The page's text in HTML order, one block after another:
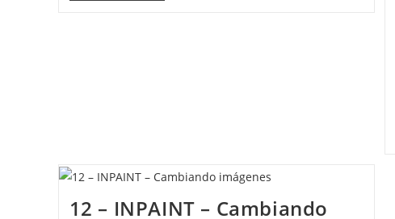
15-
12 – INPAINT – Cambiando